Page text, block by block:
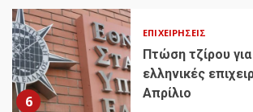
6
ΕΠΙΧΕΙΡΉΣΕΙΣ
Πτώση τζίρου για
ελληνικές
Απρίλιο